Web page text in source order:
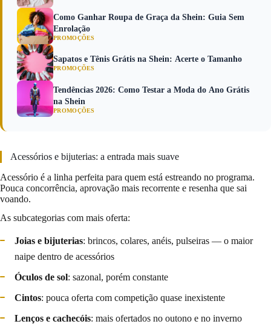
Como Ganhar Roupa de Graça da Shein: Guia Sem
Enrolação
PROMOÇÕES
Sapatos e Tênis Grátis na Shein: Acerte o Tamanho
PROMOÇÕES
Tendências 2026: Como Testar a Moda do Ano Grátis
na Shein
PROMOÇÕES
Acessórios e bijuterias: a entrada mais suave
Acessório é a linha perfeita para quem está estreando no programa.
Pouca concorrência, aprovação mais recorrente e resenha que sai
voando.
As subcategorias com mais oferta:
Joias e bijuterias: brincos, colares, anéis, pulseiras — o maior
naipe dentro de acessórios
Óculos de sol: sazonal, porém constante
Cintos: pouca oferta com competição quase inexistente
Lenços e cachecóis: mais ofertados no outono e no inverno